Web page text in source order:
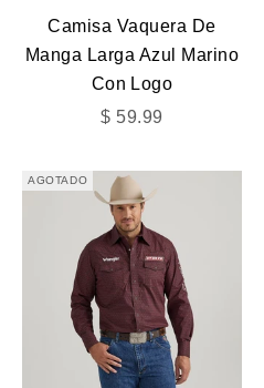
Camisa Vaquera De
Manga Larga Azul Marino
Con Logo
Precio de oferta
$ 59.99
AGOTADO